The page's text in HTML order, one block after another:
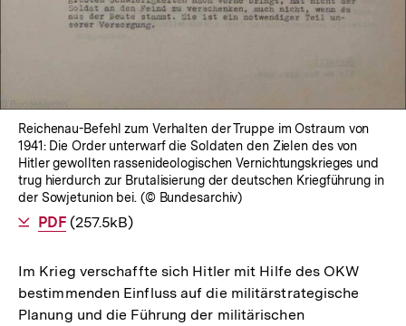
Reichenau-Befehl zum Verhalten der Truppe im Ostraum von
1941: Die Order unterwarf die Soldaten den Zielen des von
Hitler gewollten rassenideologischen Vernichtungskrieges und
trug hierdurch zur Brutalisierung der deutschen Kriegführung in
der Sowjetunion bei. (© Bundesarchiv)
Als
PDFherunterladen
(257.5kB)
Im Krieg verschaffte sich Hitler mit Hilfe des OKW
bestimmenden Einfluss auf die militärstrategische
Planung und die Führung der militärischen